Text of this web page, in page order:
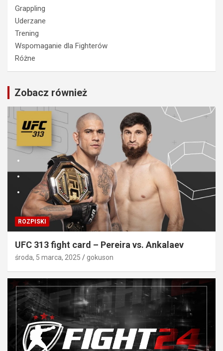
Grappling
Uderzane
Trening
Wspomaganie dla Fighterów
Różne
Zobacz również
ROZPISKI
UFC 313 fight card – Pereira vs. Ankalaev
środa, 5 marca, 2025 gokuson